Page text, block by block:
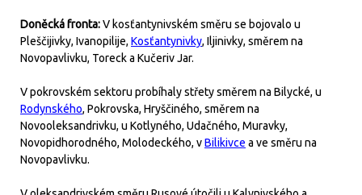
Doněcká fronta:V kosťantynivském směru se bojovalo u
Pleščijivky, Ivanopilije, Kosťantynivky, Iljinivky, směrem na
Novopavlivku, Toreck a Kučeriv Jar.
V pokrovském sektoru probíhaly střety směrem na Bilycké, u
Rodynského, Pokrovska, Hryščiného, směrem na
Novooleksandrivku, u Kotlyného, Udačného, Muravky,
Novopidhorodného, Molodeckého, vBilikivce a ve směru na
Novopavlivku.